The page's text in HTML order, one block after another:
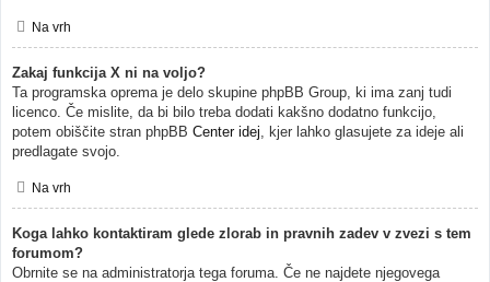
Na vrh
Zakaj funkcija X ni na voljo?
Ta programska oprema je delo skupine phpBB Group, ki ima zanj tudi
licenco. Če mislite, da bi bilo treba dodati kakšno dodatno funkcijo,
potem obiščite stran phpBB Center idej, kjer lahko glasujete za ideje ali
predlagate svojo.
Na vrh
Koga lahko kontaktiram glede zlorab in pravnih zadev v zvezi s tem
forumom?
Obrnite se na administratorja tega foruma. Če ne najdete njegovega